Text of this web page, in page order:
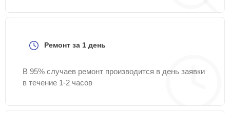
Ремонт за 1 день
В 95% случаев ремонт производится в день заявки
в течение 1-2 часов